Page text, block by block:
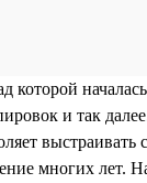
которой
и так
многих